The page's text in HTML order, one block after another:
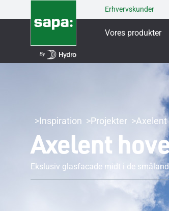
Erhvervskunder
Vores produkter
Inspiration Projekter
Axelent
Ekslusiv glasfacade midt i de